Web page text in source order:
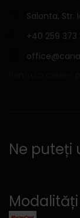
Salonta, Str.
+40 259 373
Ne puteți